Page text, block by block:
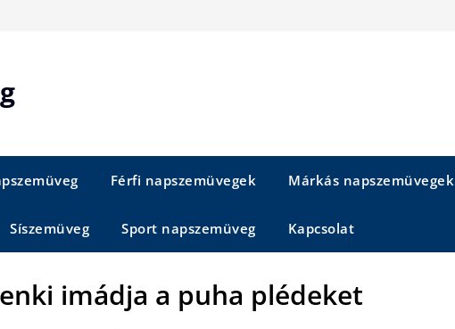
Férfi napszemüvegek Márkás napszemüvegek
Síszemüveg Sport napszemüveg Kapcsolat
imádja a puha plédeket